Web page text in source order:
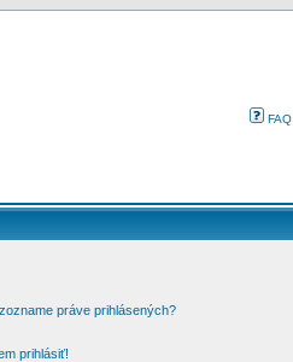
FAQ
práve prihlásených?
prihlásiť!